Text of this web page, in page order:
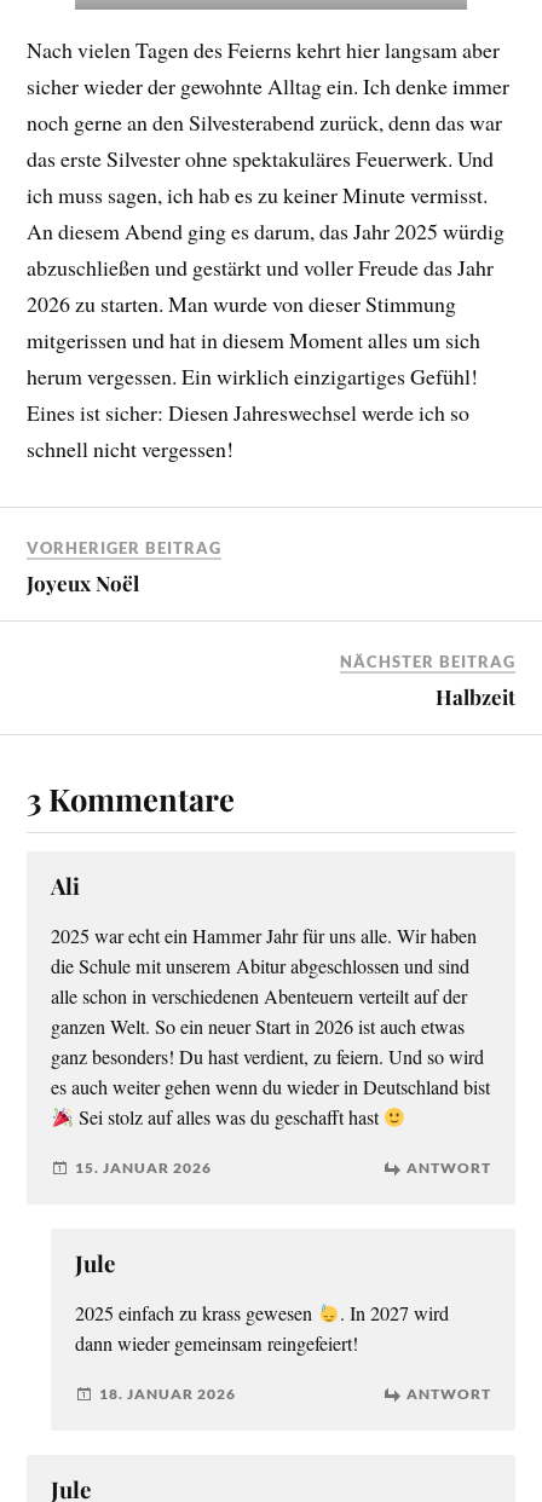
Nach vielen Tagen des Feierns kehrt hier langsam aber
sicher wieder der gewohnte Alltag ein. Ich denke immer
noch gerne an den Silvesterabend zurück, denn das war
das erste Silvester ohne spektakuläres Feuerwerk. Und
ich muss sagen, ich hab es zu keiner Minute vermisst.
An diesem Abend ging es darum, das Jahr 2025 würdig
abzuschließen und gestärkt und voller Freude das Jahr
2026 zu starten. Man wurde von dieser Stimmung
mitgerissen und hat in diesem Moment alles um sich
herum vergessen. Ein wirklich einzigartiges Gefühl!
Eines ist sicher: Diesen Jahreswechsel werde ich so
schnell nicht vergessen!
VORHERIGER BEITRAG
Joyeux Noël
NÄCHSTER BEITRAG
Halbzeit
3 Kommentare
Ali
2025 war echt ein Hammer Jahr für uns alle. Wir haben
die Schule mit unserem Abitur abgeschlossen und sind
alle schon in verschiedenen Abenteuern verteilt auf der
ganzen Welt. So ein neuer Start in 2026 ist auch etwas
ganz besonders! Du hast verdient, zu feiern. Und so wird
es auch weiter gehen wenn du wieder in Deutschland bist
Sei stolz auf alles was du geschafft hast
15. JANUAR 2026 ANTWORT
Jule
2025 einfach zu krass gewesen
. In 2027 wird
dann wieder gemeinsam reingefeiert!
18. JANUAR 2026 ANTWORT
Jule